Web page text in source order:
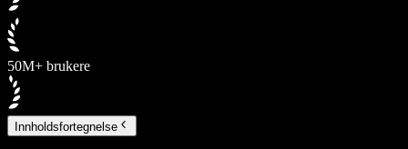
50M+ brukere
Innholdsfortegnelse